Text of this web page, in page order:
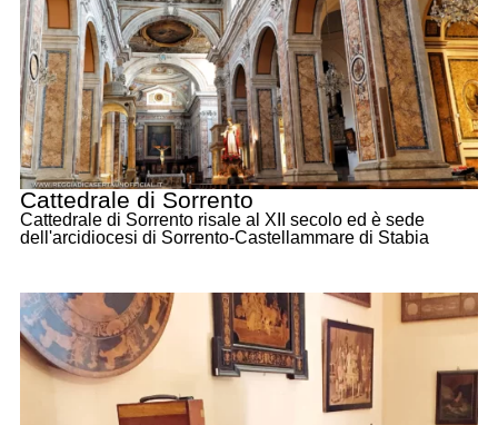
Cattedrale di Sorrento
Cattedrale di Sorrento risale al XII secolo ed è sede
dell'arcidiocesi di Sorrento-Castellammare di Stabia